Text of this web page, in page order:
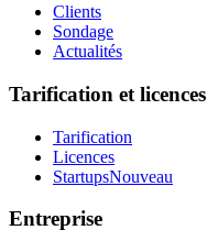
Clients
Sondage
Actualités
Tarification et licences
Tarification
Licences
StartupsNouveau
Entreprise